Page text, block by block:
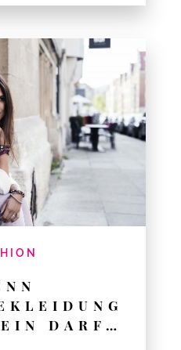
DARF…